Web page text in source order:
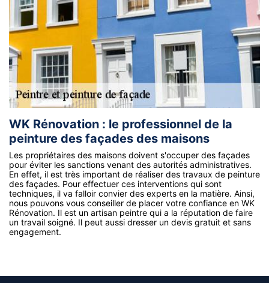
WK Rénovation : le professionnel de la
peinture des façades des maisons
Les propriétaires des maisons doivent s'occuper des façades
pour éviter les sanctions venant des autorités administratives.
En effet, il est très important de réaliser des travaux de peinture
des façades. Pour effectuer ces interventions qui sont
techniques, il va falloir convier des experts en la matière. Ainsi,
nous pouvons vous conseiller de placer votre confiance en WK
Rénovation. Il est un artisan peintre qui a la réputation de faire
un travail soigné. Il peut aussi dresser un devis gratuit et sans
engagement.